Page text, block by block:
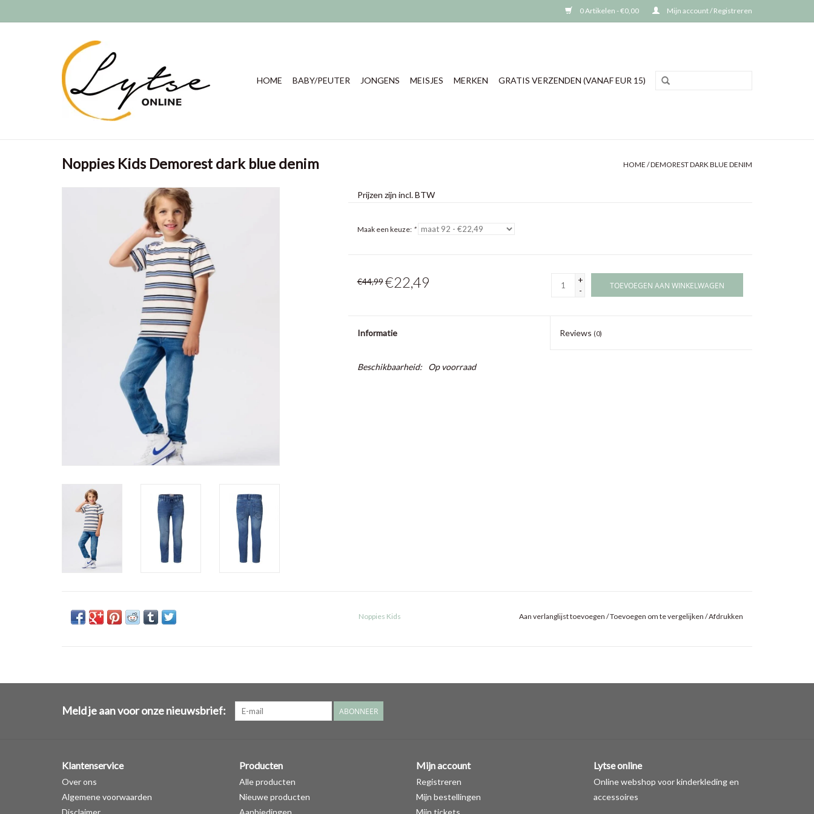
0 Artikelen - €0,00 Mijn account / Registreren
HOME BABY/PEUTER JONGENS MEISJES MERKEN GRATIS VERZENDEN (VANAF EUR 15)
Noppies Kids Demorest dark blue denim HOME /DEMOREST DARK BLUE DENIM
Prijzen zijn incl. BTW
Maak een keuze: *
€44,99 €22,49
+
-
TOEVOEGEN AAN WINKELWAGEN
Informatie Reviews (0)
Beschikbaarheid: Op voorraad
Noppies Kids Aan verlanglijst toevoegen /Toevoegen om te vergelijken /Afdrukken
Meld je aan voor onze nieuwsbrief: ABONNEER
Klantenservice
Over ons
Algemene voorwaarden
Disclaimer
Producten
Alle producten
Nieuwe producten
Aanbiedingen
Mijn account
Registreren
Mijn bestellingen
Mijn tickets
Lytse online
Online webshop voor kinderkleding en
accessoires